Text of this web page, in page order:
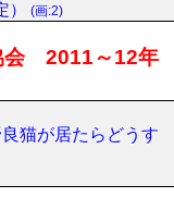
(画:2)
会 2011～12年
猫が居たらどうす